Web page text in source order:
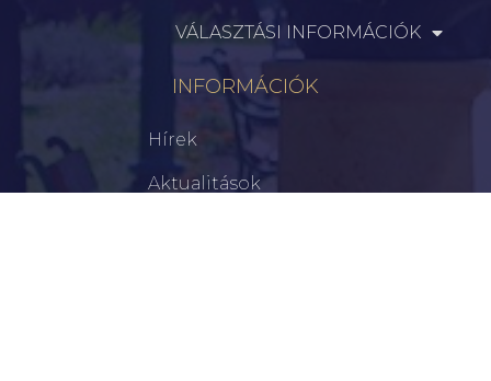
VÁLASZTÁSI INFORMÁCIÓK
INFORMÁCIÓK
Hírek
Aktualitások